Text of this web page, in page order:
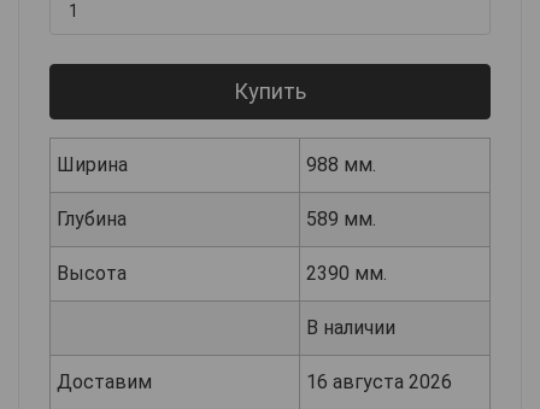
Купить
Ширина 988 мм.
Глубина 589 мм.
Высота 2390 мм.
В наличии
Доставим 16 августа 2026